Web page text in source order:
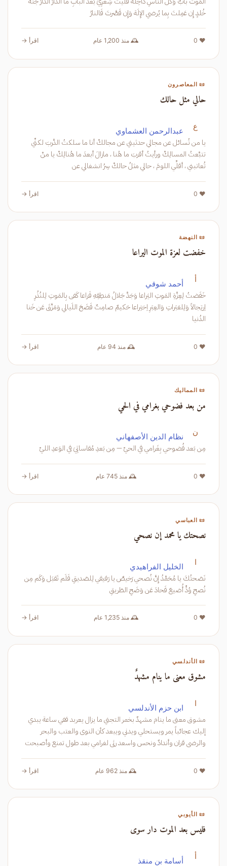
خُلدٍ إِن عَمِلتَ بِما يُرضي الإِلَهَ وَإِن قَصَّرتَ فَالنارُ
❤️ 0 🕰️ منذ 1,200 عام اقرأ →
📜 المعاصرون
حالي مثل حالك
ع عبدالرحمن العشماوي
يا من تُسائل عن مجالي حدثيني عن مجالكْ أنا ما سلكتُ الدَّربَ لكنِّي
تتبَّعتُ المسالِكْ ورأيتُ أقربَ ما هُنا ، مازالَ أبعدَ ما هُنالِكْ يا منْ
تُعاتبني ، أقلِّي اللومَ ، حالي مثلُ حالكْ سِرُ انشغالي عن
❤️ 0 اقرأ →
📜 النهضة
خفضت لعزة الموت اليراعا
أ أحمد شوقي
خَفَضتُ لِعِزَّةِ المَوتِ اليَراعا وَجَدَّ جَلالُ مَنطِقِهِ فَراعا كَفى بِالمَوتِ لِلنُذُرِ
اِرتِجالاً وَلِلعَبَراتِ وَالعِبَرِ اِختِراعا حَكيمٌ صامِتٌ فَضَحَ اللَيالي وَمَزَّقَ عَن خَنا
الدُنيا
❤️ 0 🕰️ منذ 94 عام اقرأ →
📜 المماليك
من بعد فضوحي بغرامي في الحي
ن نظام الدين الأصفهاني
مِن بَعد فُضوحي بِغَرامي في الحيّ — مِن بَعدِ مُقاساتِيَ في الوَعدِ الليّ
❤️ 0 🕰️ منذ 745 عام اقرأ →
📜 العباسي
نصحتك يا محمد إن نصحي
ا الخليل الفراهيدي
نَصَحتُكَ يا مُحَمَّدُ إِنَّ نُصحي رَخيصٌ يا رَفيقي لِلصَديقِ فَلَم تَقبَل وَكَم مِن
نُصحِ وُدٍّ أُضيعَ فَحادَ عَن وَضَحِ الطَريقِ
❤️ 0 🕰️ منذ 1,235 عام اقرأ →
📜 الأندلسي
مشوق معنى ما ينام مشهدٌ
ا ابن حزم الأندلسي
مشوق معنى ما ينام مشهدٌ بخمر التجني ما يزال يعربد ففي ساعة يبدي
إليك عجائباً يمر ويستحلي ويدني ويبعد كأن النوى والعتب والبحر
والرضى قران وأندادٌ ونحس واسعد رثى لغرامي بعد طول تمنع وأصبحت
❤️ 0 🕰️ منذ 962 عام اقرأ →
📜 الأيوبي
فليس بعد الموت دار سوى
أ أسامة بن منقذ